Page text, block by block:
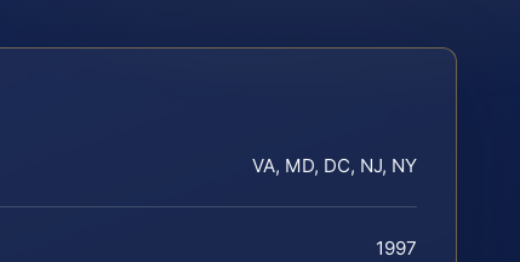
VA, MD, DC, NJ, NY
1997